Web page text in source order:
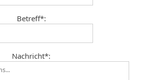
Betreff*:
Nachricht*: